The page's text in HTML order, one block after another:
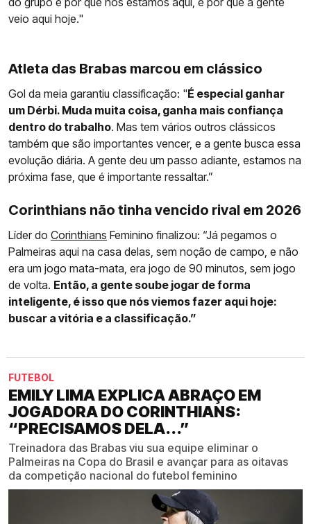
veio aqui hoje."
Atleta das Brabas marcou em clássico
Gol da meia garantiu classificação: "É especial ganhar
um Dérbi. Muda muita coisa, ganha mais confiança
dentro do trabalho. Mas tem vários outros clássicos
também que são importantes vencer, e a gente busca essa
evolução diária. A gente deu um passo adiante, estamos na
próxima fase, que é importante ressaltar.”
Corinthians não tinha vencido rival em 2026
Líder do Corinthians Feminino finalizou: “Já pegamos o
Palmeiras aqui na casa delas, sem noção de campo, e não
era um jogo mata-mata, era jogo de 90 minutos, sem jogo
de volta. Então, a gente soube jogar de forma
inteligente, é isso que nós viemos fazer aqui hoje:
buscar a vitória e a classificação.”
FUTEBOL
EMILY LIMA EXPLICA ABRAÇO EM
JOGADORA DO CORINTHIANS:
“PRECISAMOS DELA...”
Treinadora das Brabas viu sua equipe eliminar o
Palmeiras na Copa do Brasil e avançar para as oitavas
da competição nacional do futebol feminino